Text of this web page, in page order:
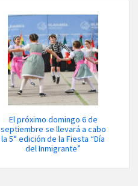
El próximo domingo 6 de
septiembre se llevará a cabo
la 5° edición de la Fiesta “Día
del Inmigrante”